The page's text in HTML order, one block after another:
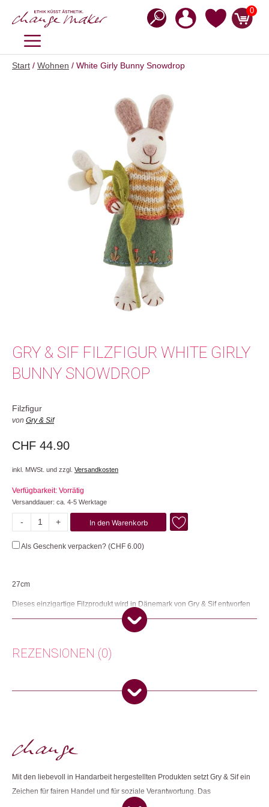
Inhalt
0
MENÜ
Start / Wohnen / White Girly Bunny Snowdrop
GRY & SIF FILZFIGUR WHITE GIRLY
BUNNY SNOWDROP
Filzfigur
von Gry & Sif
CHF 44.90
inkl. MWSt. und zzgl. Versandkosten
Verfügbarkeit: Vorrätig
Versanddauer: ca. 4-5 Werktage
-
Bunny
+ In den Warenkorb
Als Geschenk verpacken? (CHF 6.00)
27cm
Dieses einzigartige Filzprodukt wird in Dänemark von Gry & Sif entworfen
und zu 100% in Nepal von sehr erfahrenen nepalesischen Frauen
handgefertigt. Gry & Sif ist ein Fair-Trade-zertifiziertes Unternehmen.
Produktion: Nepal
Dieses Produkt weiterempfehlen:
REZENSIONEN (0)
Es gibt noch keine Rezensionen.
Mit den liebevoll in Handarbeit hergestellten Produkten setzt Gry & Sif ein
Zeichen für fairen Handel und für soziale Verantwortung. Das